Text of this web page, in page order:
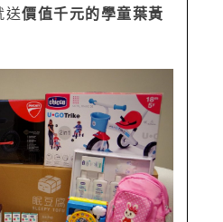
送價值千元的學童葉黃